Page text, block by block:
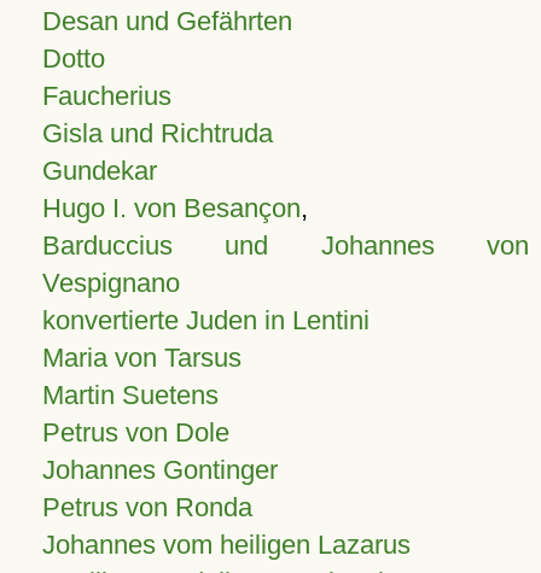
Desan und Gefährten
Dotto
Faucherius
Gisla und Richtruda
Gundekar
Hugo I. von Besançon,
Barduccius und Johannes von
Vespignano
konvertierte Juden in Lentini
Maria von Tarsus
Martin Suetens
Petrus von Dole
Johannes Gontinger
Petrus von Ronda
Johannes vom heiligen Lazarus